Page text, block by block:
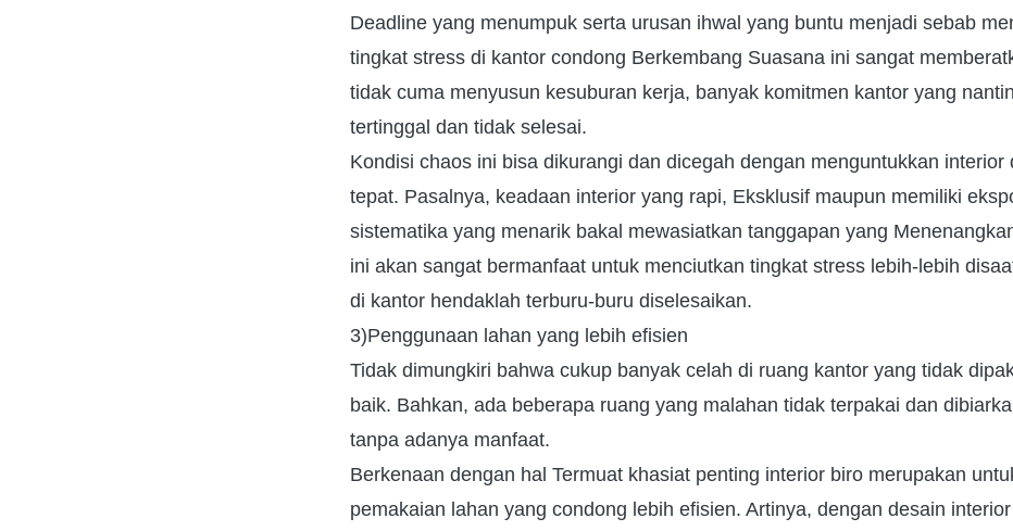
Deadline yang menumpuk serta urusan ihwal yang buntu menjadi sebab
tingkat stress di kantor condong Berkembang Suasana ini sangat
tidak cuma menyusun kesuburan kerja, banyak komitmen kantor yang
tertinggal dan tidak selesai.
Kondisi chaos ini bisa dikurangi dan dicegah dengan menguntukkan interior
tepat. Pasalnya, keadaan interior yang rapi, Eksklusif maupun memiliki
sistematika yang menarik bakal mewasiatkan tanggapan yang
ini akan sangat bermanfaat untuk menciutkan tingkat stress lebih-lebih
di kantor hendaklah terburu-buru diselesaikan.
3)Penggunaan lahan yang lebih efisien
Tidak dimungkiri bahwa cukup banyak celah di ruang kantor yang tidak
baik. Bahkan, ada beberapa ruang yang malahan tidak terpakai dan
tanpa adanya manfaat.
Berkenaan dengan hal Termuat khasiat penting interior biro merupakan
pemakaian lahan yang condong lebih efisien. Artinya, dengan desain